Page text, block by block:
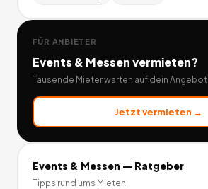
FÜR ANBIETER
Events & Messenvermieten?
Tausende Mieter warten auf dein Angebot.
Jetzt vermieten →
Events & Messen — Ratgeber
Tipps rund ums Mieten